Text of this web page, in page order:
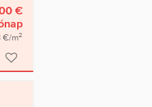
€
€/m2